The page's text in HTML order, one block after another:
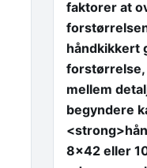
faktorer at
håndkikkert
forstørrelse,
mellem
begyndere
8×42 eller